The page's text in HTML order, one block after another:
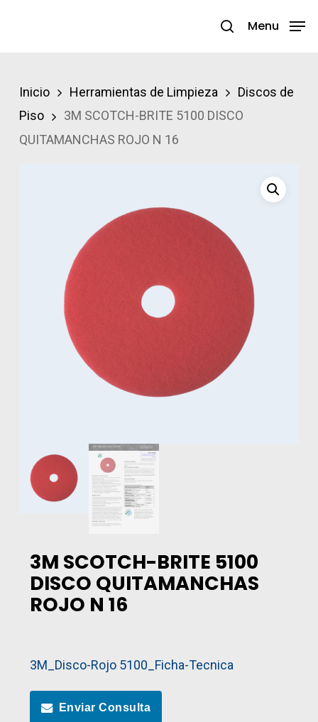
search
Menu
Inicio Herramientas de Limpieza
Discos de
Piso
3M SCOTCH-BRITE 5100 DISCO
QUITAMANCHAS ROJO N 16
3M SCOTCH-BRITE 5100
DISCO QUITAMANCHAS
ROJO N 16
3M_Disco-Rojo 5100_Ficha-Tecnica
Enviar Consulta